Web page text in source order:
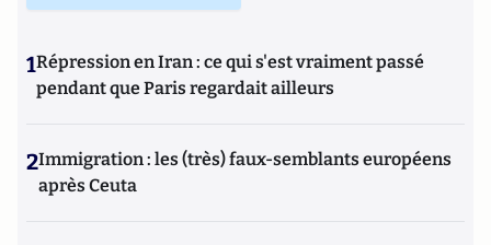
1Répression en Iran : ce qui s'est vraiment passé
pendant que Paris regardait ailleurs
2Immigration : les (très) faux-semblants européens
après Ceuta